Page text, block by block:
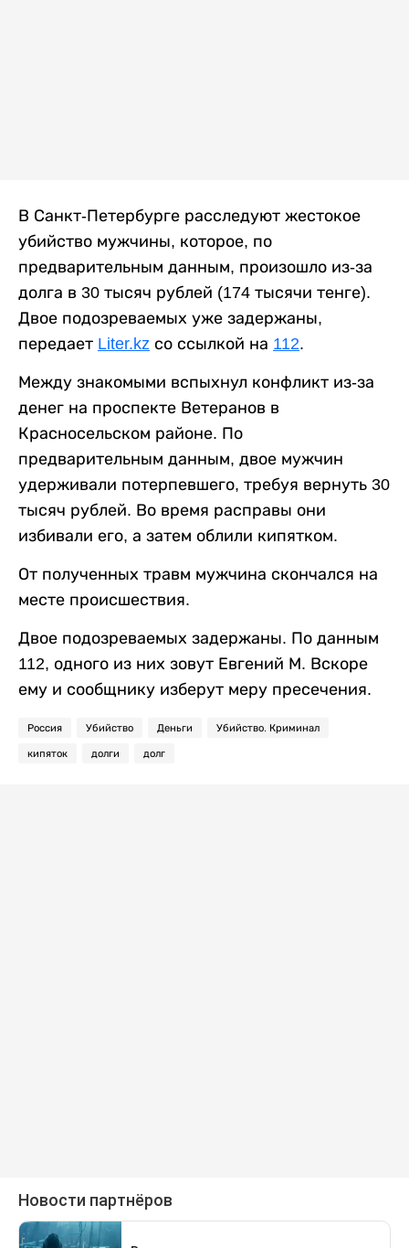
В Санкт-Петербурге расследуют жестокое
убийство мужчины, которое, по
предварительным данным, произошло из-за
долга в 30 тысяч рублей (174 тысячи тенге).
Двое подозреваемых уже задержаны,
передает Liter.kz со ссылкой на 112.
Между знакомыми вспыхнул конфликт из-за
денег на проспекте Ветеранов в
Красносельском районе. По
предварительным данным, двое мужчин
удерживали потерпевшего, требуя вернуть 30
тысяч рублей. Во время расправы они
избивали его, а затем облили кипятком.
От полученных травм мужчина скончался на
месте происшествия.
Двое подозреваемых задержаны. По данным
112, одного из них зовут Евгений М. Вскоре
ему и сообщнику изберут меру пресечения.
Россия Убийство Деньги Убийство. Криминал
кипяток долги долг